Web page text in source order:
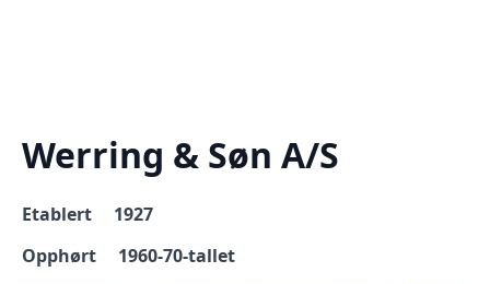
Werring & Søn A/S
Etablert 1927
Opphørt 1960-70-tallet